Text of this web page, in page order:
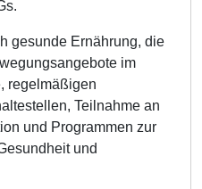
gesunde Ernährung, die
im
regelmäßigen
Teilnahme an
und Programmen zur
und